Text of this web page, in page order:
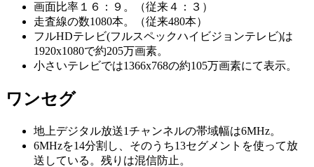
画面比率１６：９。（従来４：３）
走査線の数1080本。（従来480本）
フルHDテレビ(フルスペックハイビジョンテレビ)は
1920x1080で約205万画素。
小さいテレビでは1366x768の約105万画素にて表示。
ワンセグ
地上デジタル放送1チャンネルの帯域幅は6MHz。
6MHzを14分割し、そのうち13セグメントを使って放
送している。残りは混信防止。